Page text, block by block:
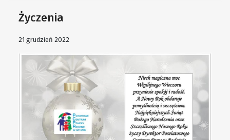
Życzenia
21 grudzień 2022